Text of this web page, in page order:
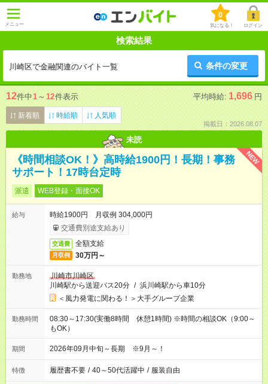
メニュー
0
気になる！ ログイン
検索結果
川崎区で金融関連のバイト一覧 条件の変更
12件中1 ～ 12件表示 平均時給: 1,696 円
新着順 時給順 人気順
掲載日：2026.08.07
未読
NEW
《時間相談OK！》高時給1900円！長期！事務
サポート！17時台定時
派遣 WEB登録・面接OK
給与
時給1900円 月収例 304,000円
交通費別途支給あり
交通費 全額支給
月収例 30万円～
勤務地
川崎市川崎区
川崎駅から送迎バス20分 / 浜川崎駅から車10分
＜風力発電に関わる！＞大手グループ企業
勤務時間
08:30～17:30(実働8時間 休憩1時間) ※時間の相談OK（9:00～
もOK）
期間 2026年09月中旬～長期 ※9月～！
特徴 履歴書不要 / 40～50代活躍中 / 服装自由